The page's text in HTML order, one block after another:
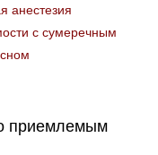
анестезия
с сумеречным
сном
приемлемым